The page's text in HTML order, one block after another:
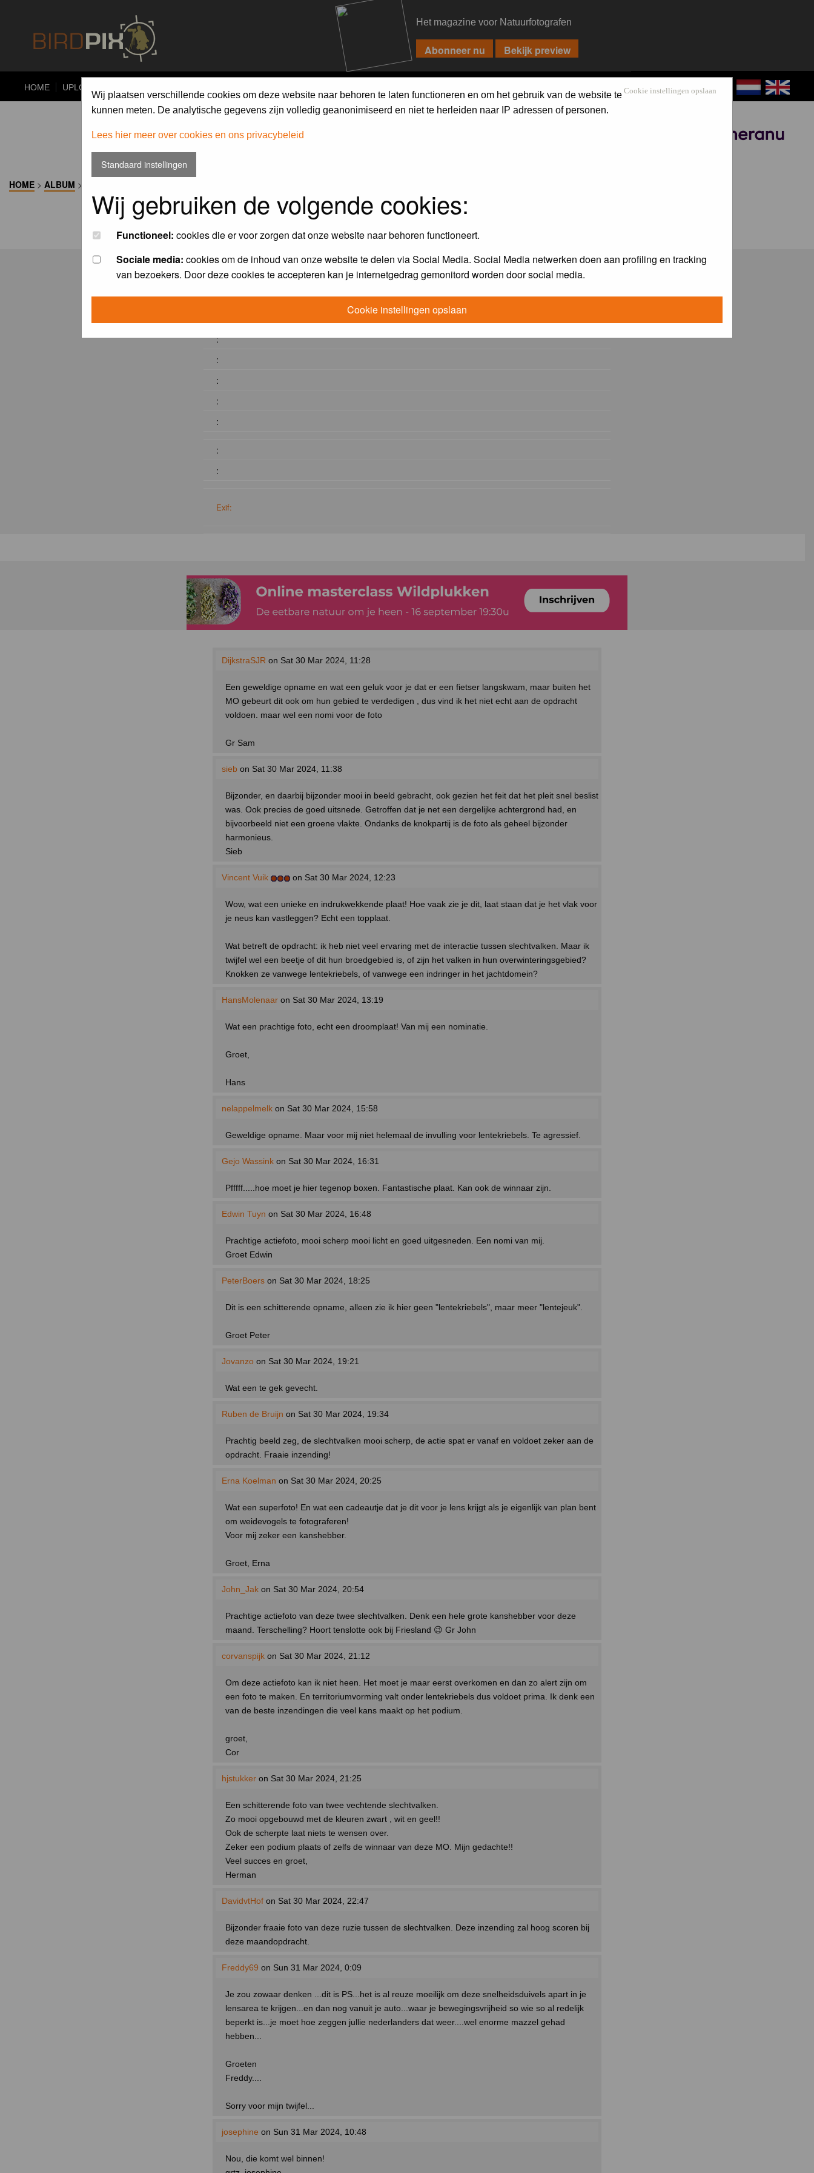
Het magazine voor Natuurfotografen
HOME UPLOAD Cookie instellingen opslaan
Wij plaatsen verschillende cookies om deze website naar behoren te laten functioneren en om het gebruik van de website te
kunnen meten. De analytische gegevens zijn volledig geanonimiseerd en niet te herleiden naar IP adressen of personen.
Lees hier meer over cookies en ons privacybeleid
Standaard instellingen
Wij gebruiken de volgende cookies:
Functioneel: cookies die er voor zorgen dat onze website naar behoren functioneert.
Sociale media: cookies om de inhoud van onze website te delen via Social Media. Social Media netwerken doen aan profiling en tracking
van bezoekers. Door deze cookies te accepteren kan je internetgedrag gemonitord worden door social media.
Cookie instellingen opslaan
HOME > ALBUM >
:
:
:
:
:
:
:
:
Exif:
DijkstraSJR on Sat 30 Mar 2024, 11:28
Een geweldige opname en wat een geluk voor je dat er een fietser langskwam, maar buiten het
MO gebeurt dit ook om hun gebied te verdedigen , dus vind ik het niet echt aan de opdracht
voldoen. maar wel een nomi voor de foto
Gr Sam
sieb on Sat 30 Mar 2024, 11:38
Bijzonder, en daarbij bijzonder mooi in beeld gebracht, ook gezien het feit dat het pleit snel beslist
was. Ook precies de goed uitsnede. Getroffen dat je net een dergelijke achtergrond had, en
bijvoorbeeld niet een groene vlakte. Ondanks de knokpartij is de foto als geheel bijzonder
harmonieus.
Sieb
Vincent Vuik on Sat 30 Mar 2024, 12:23
Wow, wat een unieke en indrukwekkende plaat! Hoe vaak zie je dit, laat staan dat je het vlak voor
je neus kan vastleggen? Echt een topplaat.
Wat betreft de opdracht: ik heb niet veel ervaring met de interactie tussen slechtvalken. Maar ik
twijfel wel een beetje of dit hun broedgebied is, of zijn het valken in hun overwinteringsgebied?
Knokken ze vanwege lentekriebels, of vanwege een indringer in het jachtdomein?
HansMolenaar on Sat 30 Mar 2024, 13:19
Wat een prachtige foto, echt een droomplaat! Van mij een nominatie.
Groet,
Hans
nelappelmelk on Sat 30 Mar 2024, 15:58
Geweldige opname. Maar voor mij niet helemaal de invulling voor lentekriebels. Te agressief.
Gejo Wassink on Sat 30 Mar 2024, 16:31
Pfffff.....hoe moet je hier tegenop boxen. Fantastische plaat. Kan ook de winnaar zijn.
Edwin Tuyn on Sat 30 Mar 2024, 16:48
Prachtige actiefoto, mooi scherp mooi licht en goed uitgesneden. Een nomi van mij.
Groet Edwin
PeterBoers on Sat 30 Mar 2024, 18:25
Dit is een schitterende opname, alleen zie ik hier geen "lentekriebels", maar meer "lentejeuk".
Groet Peter
Jovanzo on Sat 30 Mar 2024, 19:21
Wat een te gek gevecht.
Ruben de Bruijn on Sat 30 Mar 2024, 19:34
Prachtig beeld zeg, de slechtvalken mooi scherp, de actie spat er vanaf en voldoet zeker aan de
opdracht. Fraaie inzending!
Erna Koelman on Sat 30 Mar 2024, 20:25
Wat een superfoto! En wat een cadeautje dat je dit voor je lens krijgt als je eigenlijk van plan bent
om weidevogels te fotograferen!
Voor mij zeker een kanshebber.
Groet, Erna
John_Jak on Sat 30 Mar 2024, 20:54
Prachtige actiefoto van deze twee slechtvalken. Denk een hele grote kanshebber voor deze
maand. Terschelling? Hoort tenslotte ook bij Friesland 😉 Gr John
corvanspijk on Sat 30 Mar 2024, 21:12
Om deze actiefoto kan ik niet heen. Het moet je maar eerst overkomen en dan zo alert zijn om
een foto te maken. En territoriumvorming valt onder lentekriebels dus voldoet prima. Ik denk een
van de beste inzendingen die veel kans maakt op het podium.
groet,
Cor
hjstukker on Sat 30 Mar 2024, 21:25
Een schitterende foto van twee vechtende slechtvalken.
Zo mooi opgebouwd met de kleuren zwart , wit en geel!!
Ook de scherpte laat niets te wensen over.
Zeker een podium plaats of zelfs de winnaar van deze MO. Mijn gedachte!!
Veel succes en groet,
Herman
DavidvtHof on Sat 30 Mar 2024, 22:47
Bijzonder fraaie foto van deze ruzie tussen de slechtvalken. Deze inzending zal hoog scoren bij
deze maandopdracht.
Freddy69 on Sun 31 Mar 2024, 0:09
Je zou zowaar denken ...dit is PS...het is al reuze moeilijk om deze snelheidsduivels apart in je
lensarea te krijgen...en dan nog vanuit je auto...waar je bewegingsvrijheid so wie so al redelijk
beperkt is...je moet hoe zeggen jullie nederlanders dat weer....wel enorme mazzel gehad
hebben...
Groeten
Freddy....
Sorry voor mijn twijfel...
josephine on Sun 31 Mar 2024, 10:48
Nou, die komt wel binnen!